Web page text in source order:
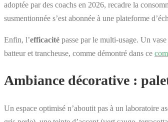
adoptée par des coachs en 2026, recadre la
susmentionnée s’est abonnée à une plateforme
Enfin, l’efficacité passe par le multi-usage. Un
batteur et trancheuse, comme démontré dans ce
Ambiance décorative :
Un espace optimisé n’aboutit pas à un laboratoire